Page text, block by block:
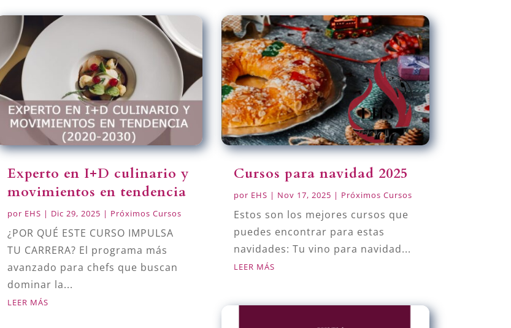
Experto en I+D culinario y
movimientos en tendencia
por EHS | Dic 29, 2025 | Próximos Cursos
¿POR QUÉ ESTE CURSO IMPULSA
TU CARRERA? El programa más
avanzado para chefs que buscan
dominar la...
LEER MÁS
Cursos para navidad 2025
por EHS | Nov 17, 2025 | Próximos Cursos
Estos son los mejores cursos que
puedes encontrar para estas
navidades: Tu vino para navidad...
LEER MÁS